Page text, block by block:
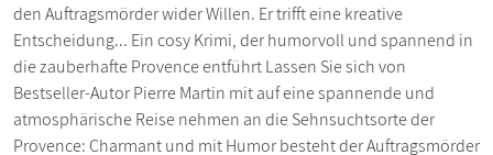
den Auftragsmörder wider Willen. Er trifft eine kreative
Entscheidung... Ein cosy Krimi, der humorvoll und spannend in
die zauberhafte Provence entführt Lassen Sie sich von
Bestseller-Autor Pierre Martin mit auf eine spannende und
atmosphärische Reise nehmen an die Sehnsuchtsorte der
Provence: Charmant und mit Humor besteht der Auftragsmörder